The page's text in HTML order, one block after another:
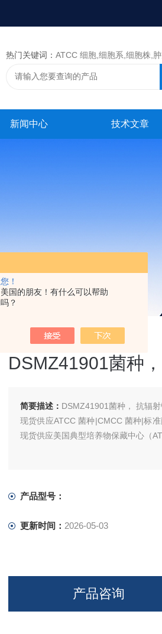
！
国的朋友！有什么可以帮助
？
热门关键词： ATCC 细胞,细胞系,细胞株,肿瘤细胞,细胞,ATCC 菌种，CMCC 菌种，标准菌株，质控菌种，
新闻中心 技术文章
菌种， 抗辐射链霉菌
DSMZ41901菌种
简要描述： DSMZ41901菌种， 抗辐
现货供应ATCC 菌种|CMCC 菌种|标
现货供应美国典型培养物保藏中心（
产品型号：
更新时间： 2026-05-03
产品咨询